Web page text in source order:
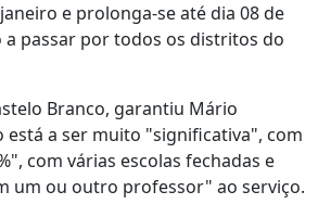
e prolonga-se até dia 08 de
passar por todos os distritos do
Branco, garantiu Mário
está a ser muito "significativa", com
com várias escolas fechadas e
um ou outro professor" ao serviço.